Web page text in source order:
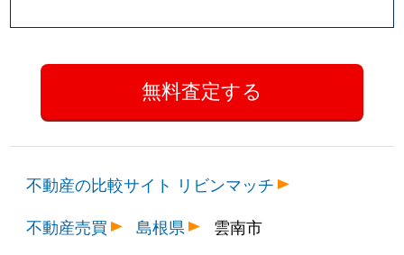
不動産の比較サイト リビンマッチ
不動産売買
島根県 雲南市